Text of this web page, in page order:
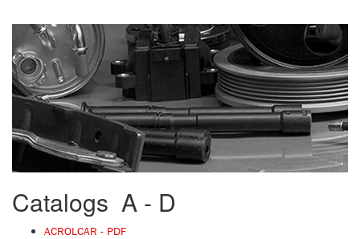
on-
line_catalogue_fon.jpg
Catalogs A - D
ACROLCAR - PDF